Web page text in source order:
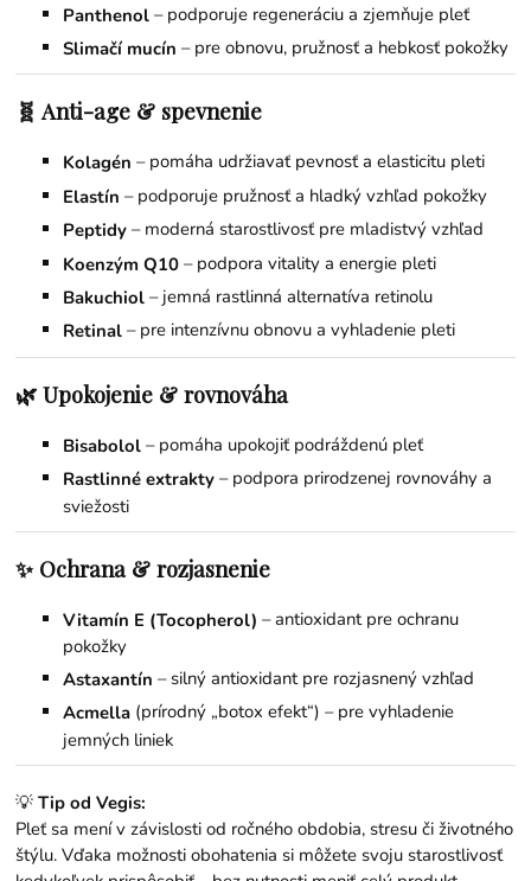
Panthenol – podporuje regeneráciu a zjemňuje pleť
Slimačí mucín – pre obnovu, pružnosť a hebkosť pokožky
🧬 Anti-age & spevnenie
Kolagén – pomáha udržiavať pevnosť a elasticitu pleti
Elastín – podporuje pružnosť a hladký vzhľad pokožky
Peptidy – moderná starostlivosť pre mladistvý vzhľad
Koenzým Q10 – podpora vitality a energie pleti
Bakuchiol – jemná rastlinná alternatíva retinolu
Retinal – pre intenzívnu obnovu a vyhladenie pleti
🌿 Upokojenie & rovnováha
Bisabolol – pomáha upokojiť podráždenú pleť
Rastlinné extrakty – podpora prirodzenej rovnováhy a
sviežosti
✨ Ochrana & rozjasnenie
Vitamín E (Tocopherol) – antioxidant pre ochranu
pokožky
Astaxantín – silný antioxidant pre rozjasnený vzhľad
Acmella (prírodný „botox efekt“) – pre vyhladenie
jemných liniek
💡Tip od Vegis:
Pleť sa mení v závislosti od ročného obdobia, stresu či životného
štýlu. Vďaka možnosti obohatenia si môžete svoju starostlivosť